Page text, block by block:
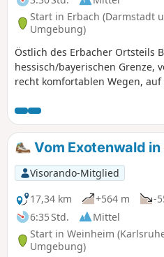
Start in Erbach (Darmstadt
Umgebung)
Östlich des Erbacher Ortsteils
hessisch/bayerischen Grenze,
recht komfortablen Wegen,
einige Höhenmeter abwärts in
„Eutergrund bei Bullau“.
Wanderung über meist
Parkplatz am Ausgangspunkt.
Vom Exotenwald
Visorando-Mitglied
17,34 km
+564 m
-
6:35 Std.
Mittel
Start in Weinheim
Umgebung)